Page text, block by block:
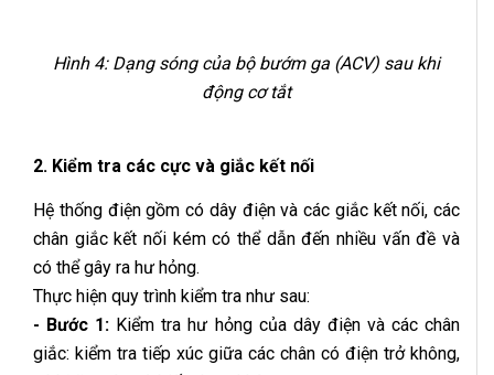
Hình 4: Dạng sóng của bộ bướm ga (ACV) sau khi
động cơ tắt
2. Kiểm tra các cực và giắc kết nối
Hệ thống điện gồm có dây điện và các giắc kết nối, các
chân giắc kết nối kém có thể dẫn đến nhiều vấn đề và
có thể gây ra hư hỏng.
Thực hiện quy trình kiểm tra như sau:
- Bước 1: Kiểm tra hư hỏng của dây điện và các chân
giắc: kiểm tra tiếp xúc giữa các chân có điện trở không,